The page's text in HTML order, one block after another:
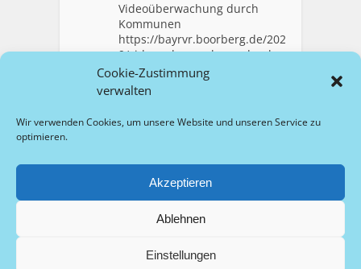
Cookie-Zustimmung
verwalten
Wir verwenden Cookies, um unsere Website und unseren Service zu
optimieren.
Akzeptieren
Ablehnen
Einstellungen
Videoüberwachung durch
Kommunen
https://bayrvr.boorberg.de/2026/07/2
9/videoueberwachung-durch-
kommunen/
1 Twitter
Copyright © 2026 bayrvr.de
Datenschutz Barrierefreiheit